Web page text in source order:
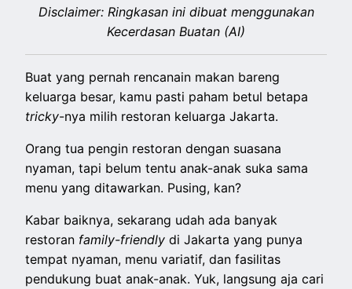
Disclaimer: Ringkasan ini dibuat menggunakan
Kecerdasan Buatan (AI)
Buat yang pernah rencanain makan bareng
keluarga besar, kamu pasti paham betul betapa
tricky-nya milih restoran keluarga Jakarta.
Orang tua pengin restoran dengan suasana
nyaman, tapi belum tentu anak-anak suka sama
menu yang ditawarkan. Pusing, kan?
Kabar baiknya, sekarang udah ada banyak
restoran family-friendlydi Jakarta yang punya
tempat nyaman, menu variatif, dan fasilitas
pendukung buat anak-anak. Yuk, langsung aja cari